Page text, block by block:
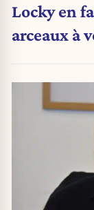
Locky en
arceaux à